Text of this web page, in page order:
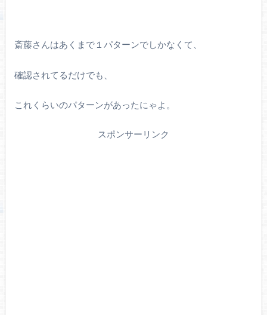
斎藤さんはあくまで１パターンでしかなくて、
確認されてるだけでも、
これくらいのパターンがあったにゃよ。
スポンサーリンク